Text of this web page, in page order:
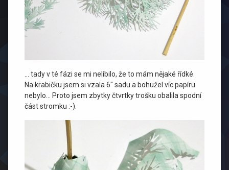
… tady v té fázi se mi nelíbilo, že to mám nějaké řídké.
Na krabičku jsem si vzala 6″ sadu a bohužel víc papíru
nebylo… Proto jsem zbytky čtvrtky trošku obalila spodní
část stromku :-).